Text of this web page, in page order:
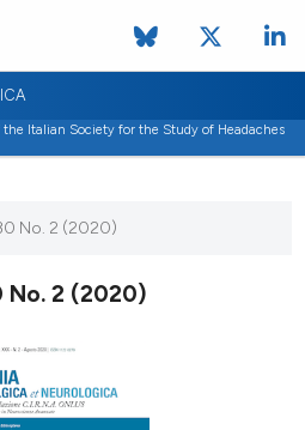
Italian Society for the Study of Headaches
No. 2 (2020)
No. 2 (2020)